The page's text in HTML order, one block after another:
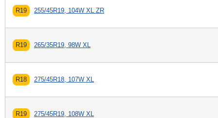
R19 255/45R19, 104W XL ZR
R19 265/35R19, 98W XL
R18 275/45R18, 107W XL
R19 275/45R19, 108W XL